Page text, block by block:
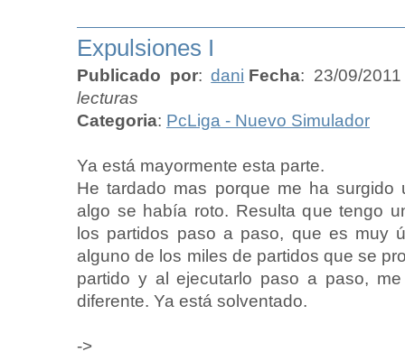
Expulsiones I
Publicado por:dani Fecha: 23/09/
lecturas
Categoria: PcLiga - Nuevo Simulador
Ya está mayormente esta parte.
He tardado mas porque me ha surgido
algo se había roto. Resulta que tengo
los partidos paso a paso, que es muy
alguno de los miles de partidos que se
partido y al ejecutarlo paso a paso,
diferente. Ya está solventado.
->